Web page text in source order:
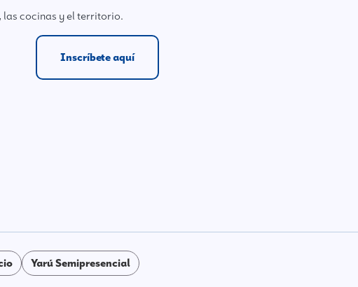
las cocinas y el territorio.
Inscríbete aquí
Yarú Semipresencial